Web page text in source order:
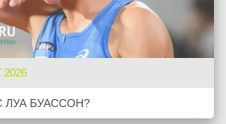
2026
ЛУА БУАССОН?